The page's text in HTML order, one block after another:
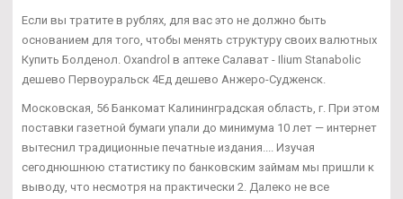
Если вы тратите в рублях, для вас это не должно быть
основанием для того, чтобы менять структуру своих валютных
Купить Болденол. Oxandrol в аптеке Салават - Ilium Stanabolic
дешево Первоуральск 4Ед дешево Анжеро-Судженск.
Московская, 56 Банкомат Калининградская область, г. При этом
поставки газетной бумаги упали до минимума 10 лет — интернет
вытеснил традиционные печатные издания.... Изучая
сегоднюшнюю статистику по банковским займам мы пришли к
выводу, что несмотря на практически 2. Далеко не все